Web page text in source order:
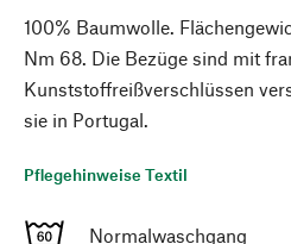
100% Baumwolle.
Nm 68. Die Bezüge sind mit
Kunststoffreißverschlüssen
sie in Portugal.
Pflegehinweise Textil
Normalwaschgang